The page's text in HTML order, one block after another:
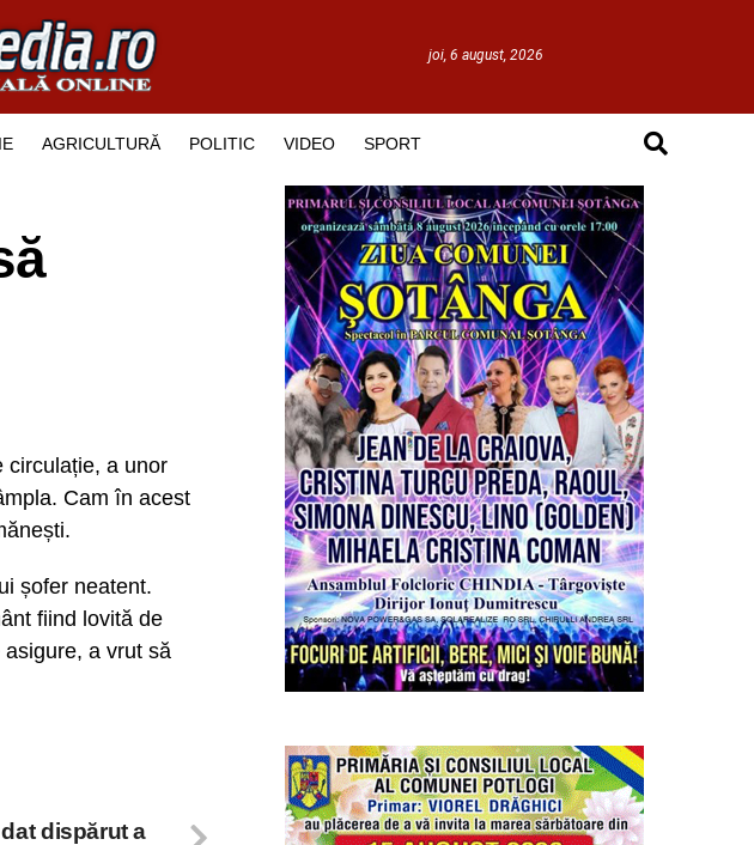
joi, 6 august, 2026
AGRICULTURĂ POLITIC VIDEO SPORT
circulație, a unor
Cam în acest
șofer neatent.
fiind lovită de
a vrut să
dispărut a